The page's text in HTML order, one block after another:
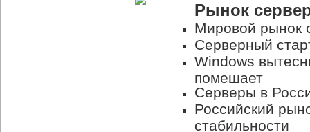
Рынок
Мировой рынок
Серверный
Windows
помешает
Серверы в
Российский
стабильности